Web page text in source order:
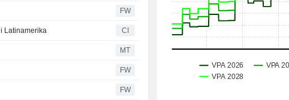
FW
Latinamerika CI
MT
FW
FW